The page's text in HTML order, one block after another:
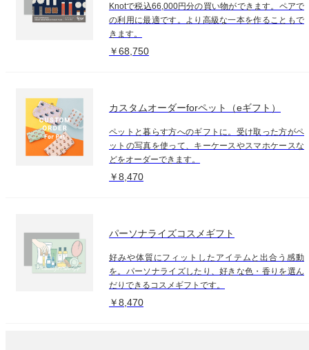
Knotで税込66,000円分の買い物ができます。ペアで
の利用に最適です。より高級な一本を作ることもで
きます。
￥68,750
カスタムオーダーforペット（eギフト）
ペットと暮らす方へのギフトに。受け取った方がペ
ットの写真を使って、キーケースやスマホケースな
どをオーダーできます。
￥8,470
パーソナライズコスメギフト
好みや体質にフィットしたアイテムと出合う感動
を。パーソナライズしたり、好きな色・香りを選ん
だりできるコスメギフトです。
￥8,470